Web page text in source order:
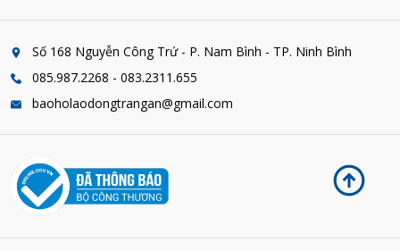
Số 168 Nguyễn Công Trứ - P. Nam Bình - TP. Ninh Bình
085.987.2268 - 083.2311.655
baoholaodongtrangan@gmail.com